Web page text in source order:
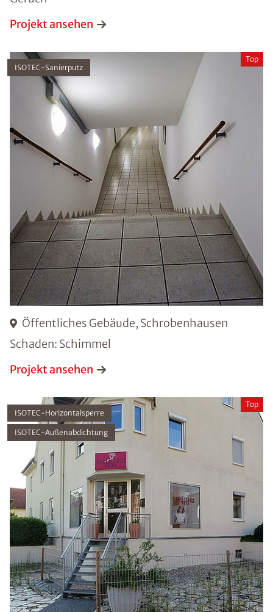
Projekt ansehen
Öffentliches Gebäude, Schrobenhausen
Schaden: Schimmel
ISOTEC-Sanierputz
Top
Projekt ansehen
ISOTEC-Horizontalsperre
ISOTEC-Außenabdichtung
Top